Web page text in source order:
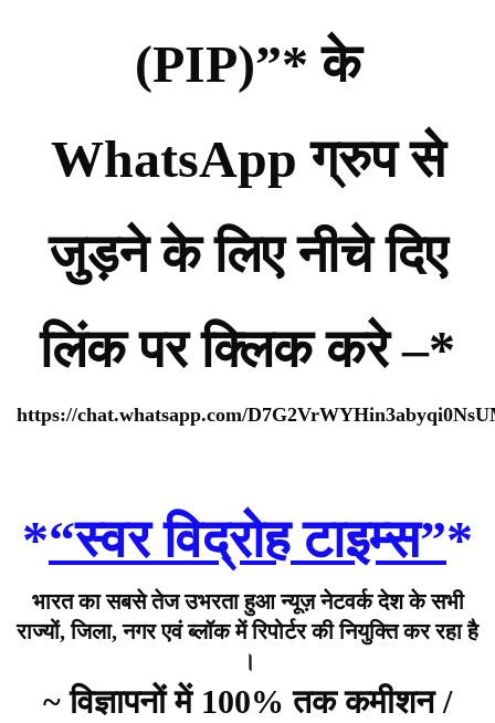
(PIP)”* के
WhatsApp ग्रुप से
जुड़ने के लिए नीचे दिए
लिंक पर क्लिक करे –*
https://chat.whatsapp.com/
*“स्वर विद्रोह टाइम्स”*
भारत का सबसे तेज उभरता हुआ न्यूज़ नेटवर्क देश के सभी
राज्यों, जिला, नगर एवं ब्लॉक में रिपोर्टर की नियुक्ति कर रहा है
।
~ विज्ञापनों में 100% तक कमीशन /